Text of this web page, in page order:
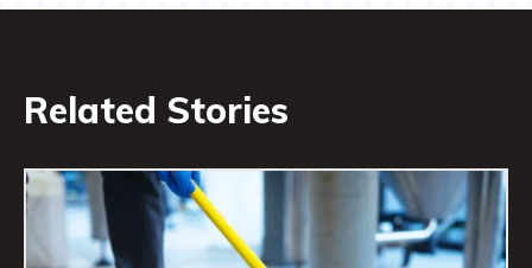
Related Stories